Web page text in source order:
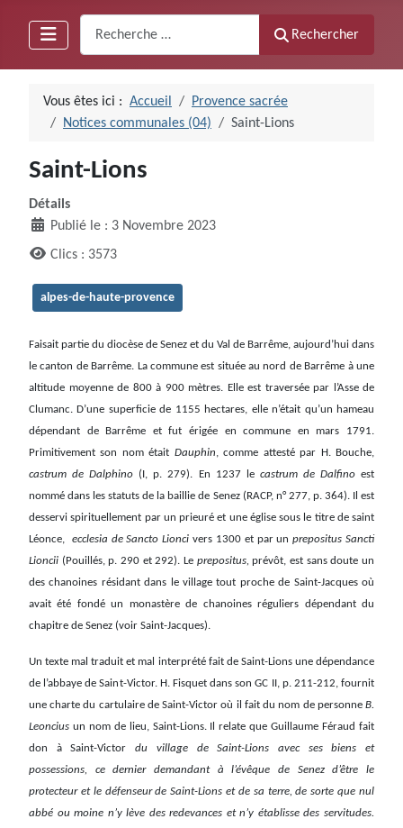
Rechercher
Vous êtes ici : Accueil
Provence sacrée
Notices communales (04)
Saint-Lions
Saint-Lions
Détails
Publié le : 3 Novembre 2023
Clics : 3573
alpes-de-haute-provence
Faisait partie du diocèse de Senez et du Val de Barrême, aujourd’hui dans
le canton de Barrême. La commune est située au nord de Barrême à une
altitude moyenne de 800 à 900 mètres. Elle est traversée par l’Asse de
Clumanc. D’une superficie de 1155 hectares, elle n’était qu’un hameau
dépendant de Barrême et fut érigée en commune en mars 1791.
Primitivement son nom était Dauphin, comme attesté par H. Bouche,
castrum de Dalphino (I, p. 279). En 1237 le castrum de Dalfinoest
nommé dans les statuts de la baillie de Senez (RACP, n° 277, p. 364). Il est
desservi spirituellement par un prieuré et une église sous le titre de saint
Léonce, ecclesia de Sancto Lioncivers 1300 et par un prepositus Sancti
Lioncii (Pouillés, p. 290 et 292). Le prepositus,prévôt, est sans doute un
des chanoines résidant dans le village tout proche de Saint-Jacques où
avait été fondé un monastère de chanoines réguliers dépendant du
chapitre de Senez (voir Saint-Jacques).
Un texte mal traduit et mal interprété fait de Saint-Lions une dépendance
de l’abbaye de Saint-Victor. H. Fisquet dans son GC II, p. 211-212, fournit
une charte du cartulaire de Saint-Victor où il fait du nom de personne B.
Leoncius un nom de lieu, Saint-Lions. Il relate que Guillaume Féraud fait
don à Saint-Victordu village de Saint-Lions avec ses biens et
possessions, ce dernier demandant à l’évêque de Senez d’être le
protecteur et le défenseur de Saint-Lions et de sa terre, de sorte que nul
abbé ou moine n’y lève des redevances et n’y établisse des servitudes.